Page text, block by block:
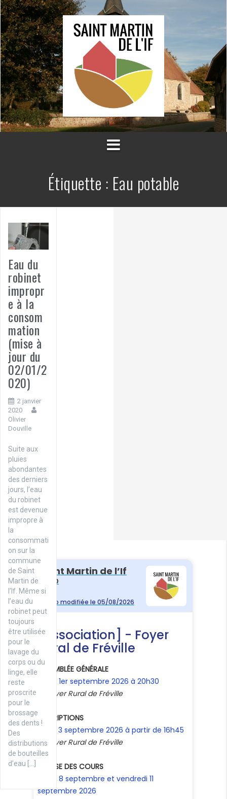
Aller
au
contenu
Étiquette : Eau potable
Eau du
robinet
impropr
e à la
consom
mation
(mise à
jour du
02/01/2
020)
2 janvier
2020
Olivier
Douville
Suite aux
pluies
abondantes
des derniers
jours, l’eau
du robinet
est devenue
impropre à
la
consommati
on sur la
commune
de Saint
Martin de
l’If. Même si
l’eau du
robinet peut
toujours
être utilisée
pour le
lavage du
corps ou du
linge, elle
reste
proscrite
pour le
brossage
des dents !
Des
distributions
de bouteilles
d’eau […]